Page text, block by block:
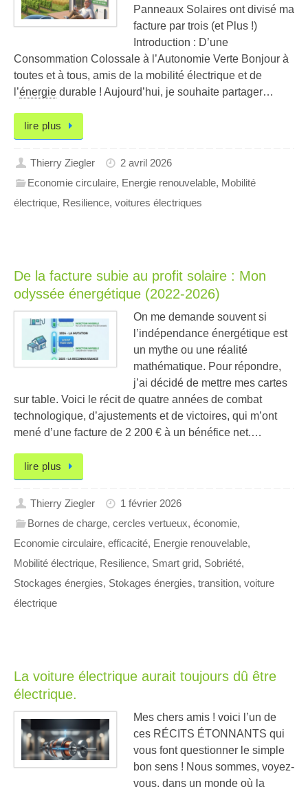
Panneaux Solaires ont divisé ma
facture par trois (et Plus !)
Introduction : D’une
Consommation Colossale à l’Autonomie Verte Bonjour à
toutes et à tous, amis de la mobilité électrique et de
l’énergie durable ! Aujourd’hui, je souhaite partager…
lire plus
Thierry Ziegler
2 avril 2026
Economie circulaire, Energie renouvelable, Mobilité
électrique, Resilience, voitures électriques
De la facture subie au profit solaire : Mon
odyssée énergétique (2022-2026)
On me demande souvent si
l’indépendance énergétique est
un mythe ou une réalité
mathématique. Pour répondre,
j’ai décidé de mettre mes cartes
sur table. Voici le récit de quatre années de combat
technologique, d’ajustements et de victoires, qui m’ont
mené d’une facture de 2 200 € à un bénéfice net.…
lire plus
Thierry Ziegler
1 février 2026
Bornes de charge,cercles vertueux,économie,
Economie circulaire, efficacité, Energie renouvelable,
Mobilité électrique, Resilience, Smart grid, Sobriété,
Stockages énergies, Stokages énergies, transition, voiture
électrique
La voiture électrique aurait toujours dû être
électrique.
Mes chers amis ! voici l’un de
ces RÉCITS ÉTONNANTS qui
vous font questionner le simple
bon sens ! Nous sommes, voyez-
vous, dans un monde où la